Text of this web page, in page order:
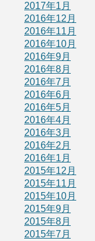
2017年1月
2016年12月
2016年11月
2016年10月
2016年9月
2016年8月
2016年7月
2016年6月
2016年5月
2016年4月
2016年3月
2016年2月
2016年1月
2015年12月
2015年11月
2015年10月
2015年9月
2015年8月
2015年7月